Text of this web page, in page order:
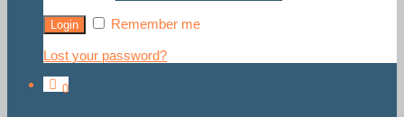
Remember me
Lost your password?
0